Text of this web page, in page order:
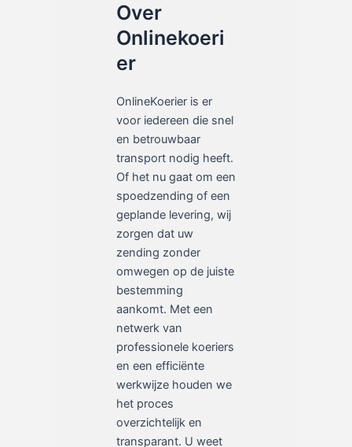
Over
Onlinekoeri
er
OnlineKoerier is er
voor iedereen die snel
en betrouwbaar
transport nodig heeft.
Of het nu gaat om een
spoedzending of een
geplande levering, wij
zorgen dat uw
zending zonder
omwegen op de juiste
bestemming
aankomt. Met een
netwerk van
professionele koeriers
en een efficiënte
werkwijze houden we
het proces
overzichtelijk en
transparant. U weet